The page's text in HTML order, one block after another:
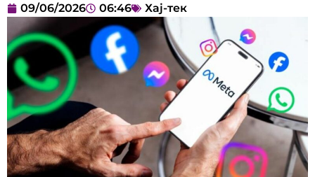
09/06/2026 06:46 Хај-тек